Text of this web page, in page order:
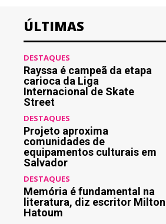
ÚLTIMAS
DESTAQUES
Rayssa é campeã da etapa
carioca da Liga
Internacional de Skate
Street
DESTAQUES
Projeto aproxima
comunidades de
equipamentos culturais em
Salvador
DESTAQUES
Memória é fundamental na
literatura, diz escritor Milton
Hatoum